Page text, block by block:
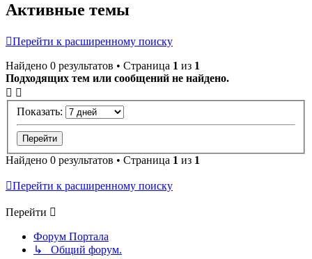
Активные темы
Перейти к расширенному поиску
Найдено 0 результатов • Страница 1 из 1
Подходящих тем или сообщений не найдено.
Показать:
Найдено 0 результатов • Страница 1 из 1
Перейти к расширенному поиску
Перейти
Форум Портала
↳ Общий форум.